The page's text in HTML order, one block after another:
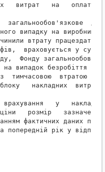
витрат   на   оплату
загальнообов'язкове
випадку на
втрату
враховується у
Фонду
на випадок безробіття та
тимчасовою  втратою
накладних  витрат
врахування   у
ціни   розмір
фактичних даних про
попередній рік у